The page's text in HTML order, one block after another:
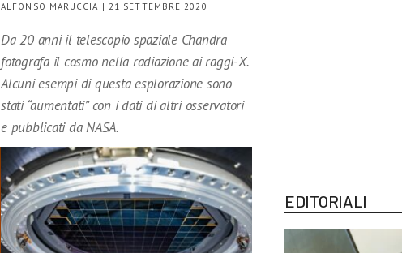
ALFONSO MARUCCIA | 21 SETTEMBRE 2020
Da 20 anni il telescopio spaziale Chandra
fotografa il cosmo nella radiazione ai raggi-X.
Alcuni esempi di questa esplorazione sono
stati “aumentati” con i dati di altri osservatori
e pubblicati da NASA.
EDITORIALI